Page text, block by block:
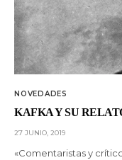
NOVEDADES
KAFKA Y SU
27 JUNIO, 2019
«Comentaristas y